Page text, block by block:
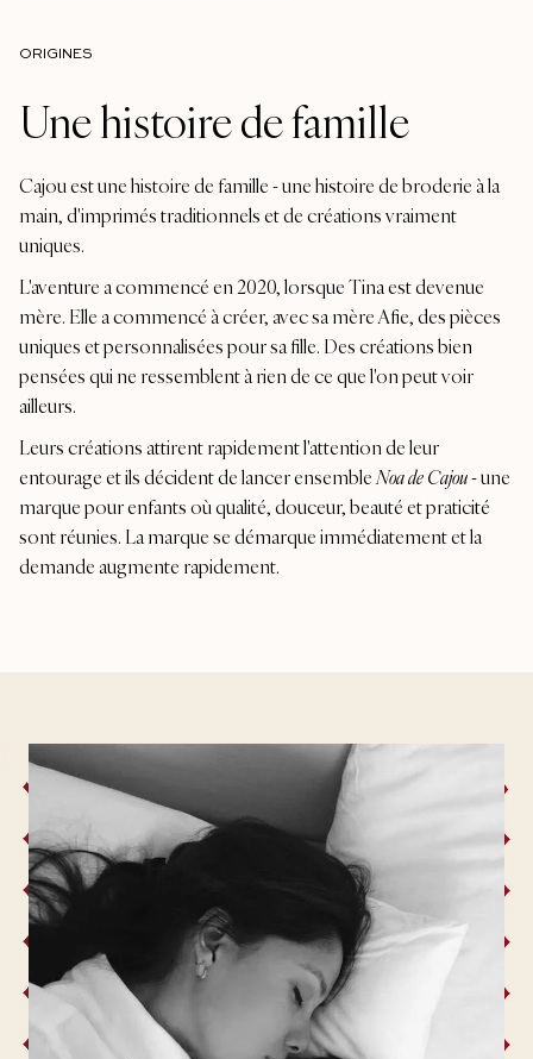
ORIGINES
Une histoire de famille
Cajou est une histoire de famille - une histoire de broderie à la
main, d'imprimés traditionnels et de créations vraiment
uniques.
L'aventure a commencé en 2020, lorsque Tina est devenue
mère. Elle a commencé à créer, avec sa mère Afie, des pièces
uniques et personnalisées pour sa fille. Des créations bien
pensées qui ne ressemblent à rien de ce que l'on peut voir
ailleurs.
Leurs créations attirent rapidement l'attention de leur
entourage et ils décident de lancer ensembleNoa de Cajou- une
marque pour enfants où qualité, douceur, beauté et praticité
sont réunies. La marque se démarque immédiatement et la
demande augmente rapidement.